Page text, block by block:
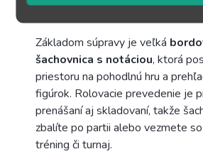
Základom súpravy je veľká
šachovnica s notáciou, ktorá
priestoru na pohodlnú hru a
figúrok. Rolovacie prevedenie je
prenášaní aj skladovaní, takže
zbalíte po partii alebo vezmete
tréning či turnaj.